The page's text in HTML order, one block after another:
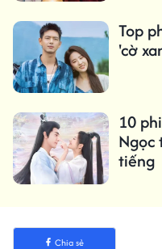
Top
'cờ
10
Ngọc
tiếng
Chia sẻ